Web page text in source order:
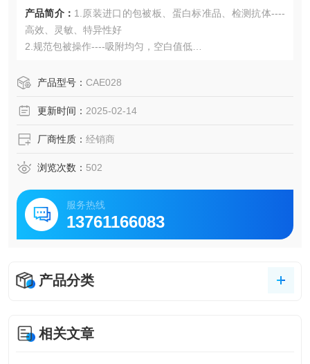
产品简介： 1.原装进口的包被板、蛋白标准品、检测抗体----
高效、灵敏、特异性好
2.规范包被操作----吸附均匀，空白值低
4.适用于血浆、血清、组织匀浆液、细胞培养上清液、尿液、
5.可检测动物类型丰富：人、猴、大鼠、小鼠、兔、猪、犬、
6.检测指标齐全：炎症因子、血管生成素、动脉粥样硬化因
子、趋化因子、生长因子、基质金属蛋白酶、脂肪因子等。
产品型号： CAE028
更新时间： 2025-02-14
厂商性质： 经销商
浏览次数： 502
服务热线
13761166083
产品分类
相关文章